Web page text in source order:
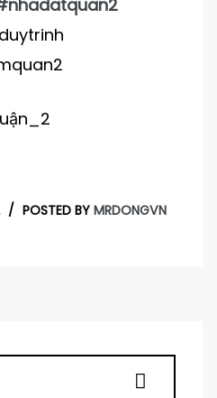
POSTED BY MRDONGVN